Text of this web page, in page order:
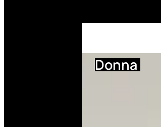
Donna